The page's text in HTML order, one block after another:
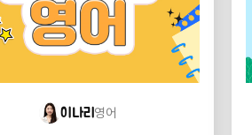
이나리 영어